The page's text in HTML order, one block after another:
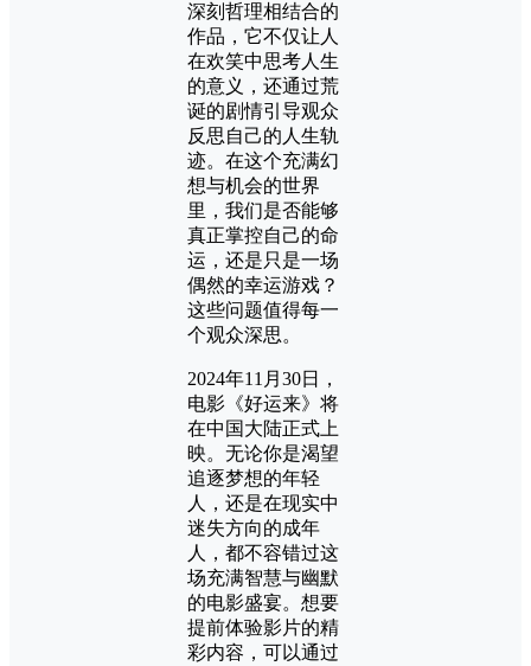
深刻哲理相结合的
作品，它不仅让人
在欢笑中思考人生
的意义，还通过荒
诞的剧情引导观众
反思自己的人生轨
迹。在这个充满幻
想与机会的世界
里，我们是否能够
真正掌控自己的命
运，还是只是一场
偶然的幸运游戏？
这些问题值得每一
个观众深思。
2024年11月30日，
电影《好运来》将
在中国大陆正式上
映。无论你是渴望
追逐梦想的年轻
人，还是在现实中
迷失方向的成年
人，都不容错过这
场充满智慧与幽默
的电影盛宴。想要
提前体验影片的精
彩内容，可以通过